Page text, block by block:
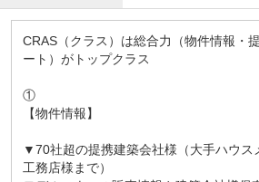
CRAS（クラス）は総合力（物件情報・
ート）がトップクラス
①
【物件情報】
▼70社超の提携建築会社様（大手ハウス
工務店様まで）